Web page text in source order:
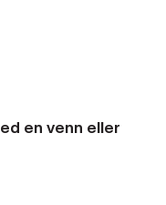
en venn eller